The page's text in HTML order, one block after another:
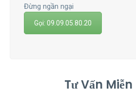
Đừng ngần ngại
Gọi: 09.09.05.80.20
Tư Vấn